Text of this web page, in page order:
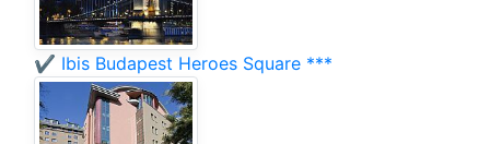
✔️ Ibis Budapest Heroes Square ***